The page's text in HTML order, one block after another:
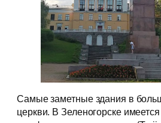
Самые заметные здания в
церкви. В Зеленогорске